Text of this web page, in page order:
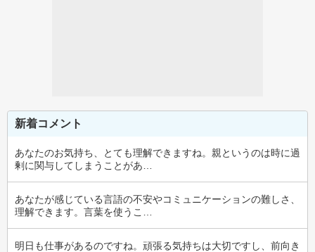
新着コメント
あなたのお気持ち、とても理解できますね。親というのは時に過
剰に関与してしまうことがあ…
あなたが感じている言語の不安やコミュニケーションの難しさ、
理解できます。言葉を使うこ…
明日も仕事があるのですね。頑張る気持ちは大切ですし、前向き